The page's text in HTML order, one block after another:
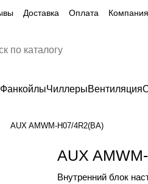
Доставка Оплата Компания
ФанкойлыЧиллерыВентиляция
AUX AMWM-H07/4R2(BA)
AUX
Внутренний блок